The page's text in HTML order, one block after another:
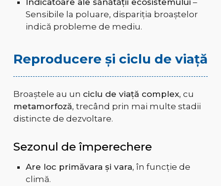
Indicatoare ale sănătății ecosistemului –
Sensibile la poluare, dispariția broaștelor
indică probleme de mediu.
Reproducere și ciclu de viață
Broaștele au un ciclu de viață complex, cu
metamorfoză, trecând prin mai multe stadii
distincte de dezvoltare.
Sezonul de împerechere
Are loc primăvara și vara, în funcție de
climă.